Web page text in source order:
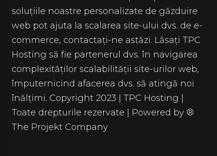
soluțiile noastre personalizate de găzduire
web pot ajuta la scalarea site-ului dvs. de e-
commerce, contactați-ne astăzi. Lăsați TPC
Hosting să fie partenerul dvs. în navigarea
complexităților scalabilității site-urilor web,
împuternicind afacerea dvs. să atingă noi
înălțimi. Copyright 2023 | TPC Hosting |
Toate drepturile rezervate | Powered by ®
The Projekt Company